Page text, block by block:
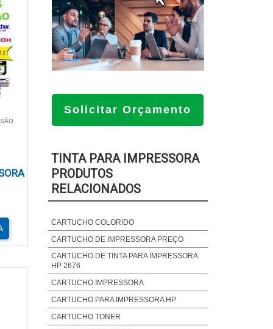
Solicitar Orçamento
TINTA PARA IMPRESSORA
PRODUTOS
RELACIONADOS
CARTUCHO COLORIDO
CARTUCHO DE IMPRESSORA PREÇO
CARTUCHO DE TINTA PARA IMPRESSORA
HP 2676
CARTUCHO IMPRESSORA
CARTUCHO PARA IMPRESSORA HP
CARTUCHO TONER